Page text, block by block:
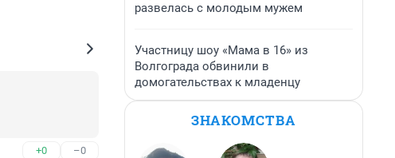
+0 –0
развелась с молодым мужем
Участницу шоу «Мама в 16» из
Волгограда обвинили в
домогательствах к младенцу
ЗНАКОМСТВА